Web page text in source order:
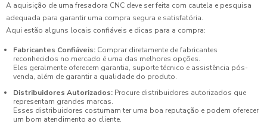
A aquisição de uma fresadora CNC deve ser feita com cautela e pesquisa
adequada para garantir uma compra segura e satisfatória.
Aqui estão alguns locais confiáveis e dicas para a compra:
Fabricantes Confiáveis: Comprar diretamente de fabricantes
reconhecidos no mercado é uma das melhores opções.
Eles geralmente oferecem garantia, suporte técnico e assistência pós-
venda, além de garantir a qualidade do produto.
Distribuidores Autorizados: Procure distribuidores autorizados que
representam grandes marcas.
Esses distribuidores costumam ter uma boa reputação e podem oferecer
um bom atendimento ao cliente.